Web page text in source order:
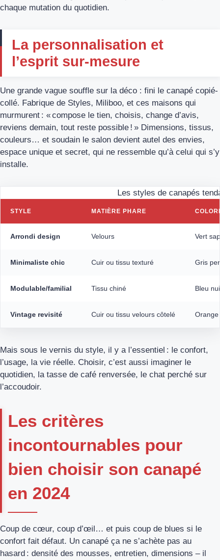
chaque mutation du quotidien.
La personnalisation et
l’esprit sur-mesure
Une grande vague souffle sur la déco : fini le canapé copié-
collé. Fabrique de Styles, Miliboo, et ces maisons qui
murmurent : « compose le tien, choisis, change d’avis,
reviens demain, tout reste possible ! » Dimensions, tissus,
couleurs… et soudain le salon devient autel des envies,
espace unique et secret, qui ne ressemble qu’à celui qui s’y
installe.
Les styles de canapés
STYLE MATIÈRE PHARE
Arrondi design Velours Vert
Minimaliste chic Cuir ou tissu texturé Gris
Modulable/familial Tissu chiné Bleu
Vintage revisité Cuir ou tissu velours côtelé
Mais sous le vernis du style, il y a l’essentiel : le confort,
l’usage, la vie réelle. Choisir, c’est aussi imaginer le
quotidien, la tasse de café renversée, le chat perché sur
l’accoudoir.
Les critères
incontournables pour
bien choisir son canapé
en 2024
Coup de cœur, coup d’œil… et puis coup de blues si le
confort fait défaut. Un canapé ça ne s’achète pas au
hasard : densité des mousses, entretien, dimensions – il